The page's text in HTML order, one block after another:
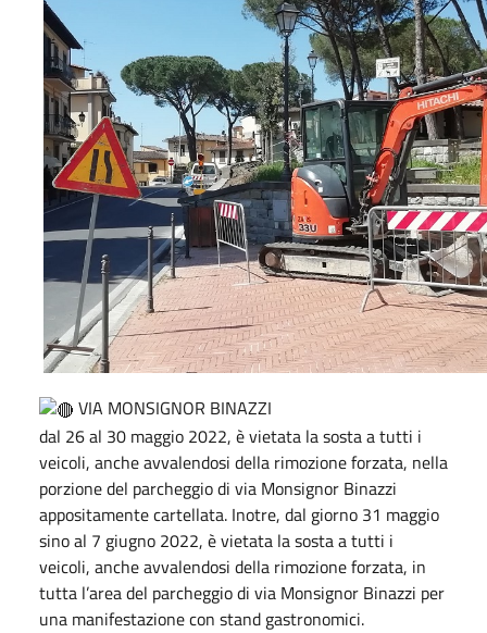
VIA MONSIGNOR BINAZZI
dal 26 al 30 maggio 2022, è vietata la sosta a tutti i
veicoli, anche avvalendosi della rimozione forzata, nella
porzione del parcheggio di via Monsignor Binazzi
appositamente cartellata. Inotre, dal giorno 31 maggio
sino al 7 giugno 2022, è vietata la sosta a tutti i
veicoli, anche avvalendosi della rimozione forzata, in
tutta l’area del parcheggio di via Monsignor Binazzi per
una manifestazione con stand gastronomici.